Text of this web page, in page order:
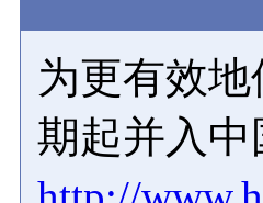
为更有效
期起并入